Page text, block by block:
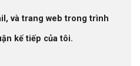
và trang web trong trình
kế tiếp của tôi.